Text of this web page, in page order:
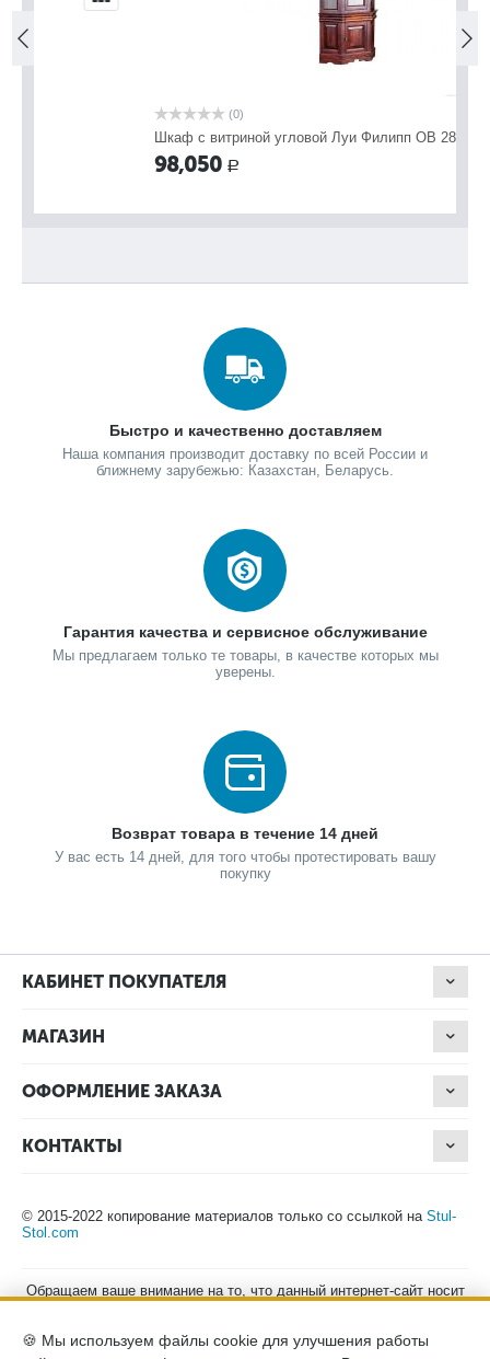
Шкаф с витриной угловой Луи Филипп ОВ 28.04
Быстро и качественно доставляем
Наша компания производит доставку по всей России и
ближнему зарубежью: Казахстан, Беларусь.
Гарантия качества и сервисное обслуживание
Мы предлагаем только те товары, в качестве которых мы
уверены.
Возврат товара в течение 14 дней
У вас есть 14 дней, для того чтобы протестировать вашу
покупку
КАБИНЕТ ПОКУПАТЕЛЯ
МАГАЗИН
ОФОРМЛЕНИЕ ЗАКАЗА
КОНТАКТЫ
© 2015-2022 копирование материалов только со ссылкой на Stul-
Stol.com
Обращаем ваше внимание на то, что данный интернет-сайт носит
положениями Статьи 437 (2) Гражданского кодекса Российской
🍪 Мы используем файлы cookie для улучшения работы